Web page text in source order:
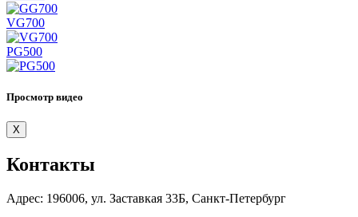
VG700
PG500
Просмотр видео
X
Контакты
Адрес: 196006, ул. Заставкая 33Б, Санкт-Петербург